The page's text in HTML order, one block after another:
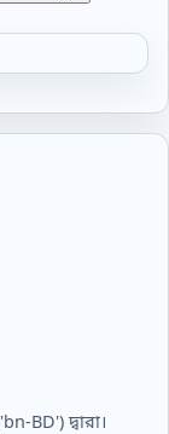
BD') দ্বারা।